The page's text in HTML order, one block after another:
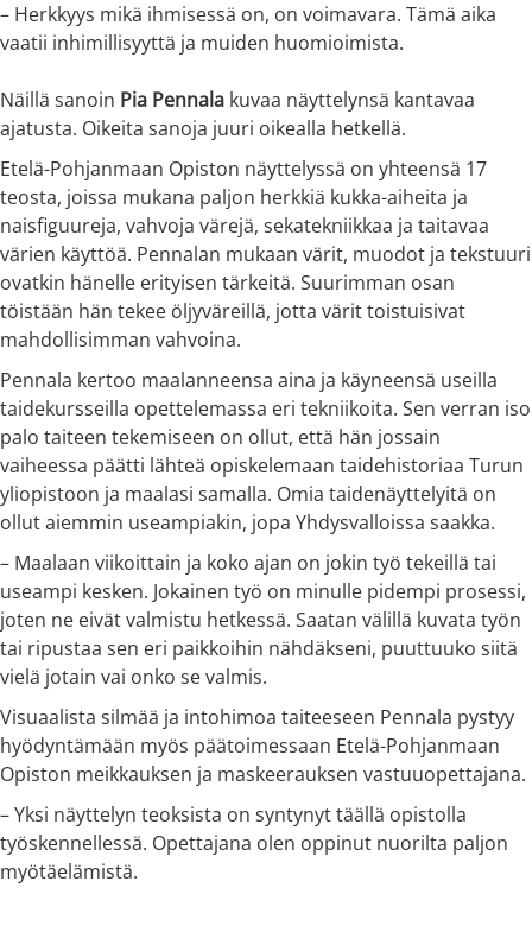
– Herkkyys mikä ihmisessä on, on voimavara. Tämä aika
vaatii inhimillisyyttä ja muiden huomioimista.
Näillä sanoin Pia Pennala kuvaa näyttelynsä kantavaa
ajatusta. Oikeita sanoja juuri oikealla hetkellä.
Etelä-Pohjanmaan Opiston näyttelyssä on yhteensä 17
teosta, joissa mukana paljon herkkiä kukka-aiheita ja
naisfiguureja, vahvoja värejä, sekatekniikkaa ja taitavaa
värien käyttöä. Pennalan mukaan värit, muodot ja tekstuuri
ovatkin hänelle erityisen tärkeitä. Suurimman osan
töistään hän tekee öljyväreillä, jotta värit toistuisivat
mahdollisimman vahvoina.
Pennala kertoo maalanneensa aina ja käyneensä useilla
taidekursseilla opettelemassa eri tekniikoita. Sen verran iso
palo taiteen tekemiseen on ollut, että hän jossain
vaiheessa päätti lähteä opiskelemaan taidehistoriaa Turun
yliopistoon ja maalasi samalla. Omia taidenäyttelyitä on
ollut aiemmin useampiakin, jopa Yhdysvalloissa saakka.
– Maalaan viikoittain ja koko ajan on jokin työ tekeillä tai
useampi kesken. Jokainen työ on minulle pidempi prosessi,
joten ne eivät valmistu hetkessä. Saatan välillä kuvata työn
tai ripustaa sen eri paikkoihin nähdäkseni, puuttuuko siitä
vielä jotain vai onko se valmis.
Visuaalista silmää ja intohimoa taiteeseen Pennala pystyy
hyödyntämään myös päätoimessaan Etelä-Pohjanmaan
Opiston meikkauksen ja maskeerauksen vastuuopettajana.
– Yksi näyttelyn teoksista on syntynyt täällä opistolla
työskennellessä. Opettajana olen oppinut nuorilta paljon
myötäelämistä.